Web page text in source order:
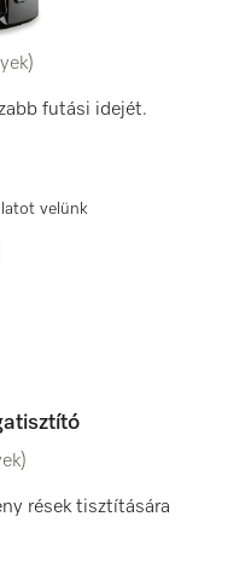
futási idejét.
velünk
rések tisztítására